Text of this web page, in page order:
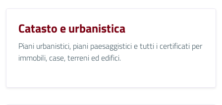
Catasto e urbanistica
Piani urbanistici, piani paesaggistici e tutti i certificati per
immobili, case, terreni ed edifici.